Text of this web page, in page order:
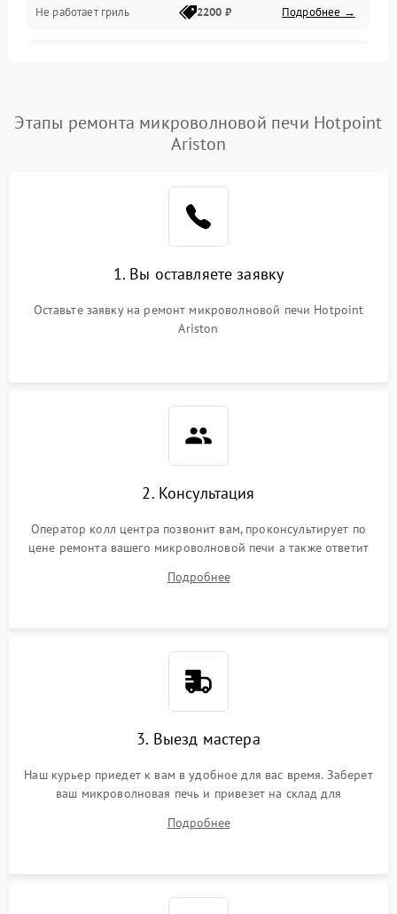
Не работает гриль 2200 ₽ Подробнее →
Подробнее →
2400 ₽ Подробнее →
Не горит подсветка 2000 ₽ Подробнее →
Этапы ремонта микроволновой печи Hotpoint
Ariston
1. Вы оставляете заявку
Оставьте заявку на ремонт микроволновой печи Hotpoint
Ariston
2. Консультация
Оператор колл центра позвонит вам, проконсультирует по
цене ремонта вашего микроволновой печи а также ответит
Подробнее
3. Выезд мастера
Наш курьер приедет к вам в удобное для вас время. Заберет
ваш микроволновая печь и привезет на склад для
Подробнее